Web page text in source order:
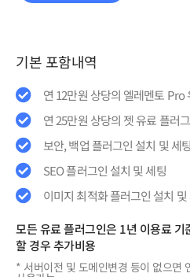
기본 포함내역
연 12만원 상당의 엘레멘토 Pro
연 25만원 상당의 젯 유료 플러
보안, 백업 플러그인 설치 및 세팅
SEO 플러그인 설치 및 세팅
이미지 최적화 플러그인 설치 및
모든 유료 플러그인은 1년 이용료
할 경우 추가비용
* 서버이전 및 도메인변경 등이 없으면